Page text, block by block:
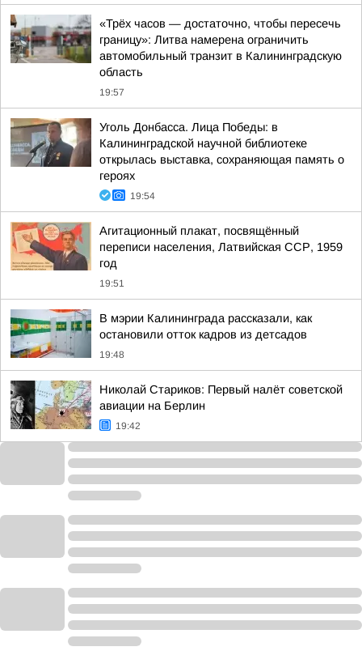
«Трёх часов — достаточно, чтобы пересечь
границу»: Литва намерена ограничить
автомобильный транзит в Калининградскую
область
19:57
Уголь Донбасса. Лица Победы: в
Калининградской научной библиотеке
открылась выставка, сохраняющая память о
героях
19:54
Агитационный плакат, посвящённый
переписи населения, Латвийская ССР, 1959
год
19:51
В мэрии Калининграда рассказали, как
остановили отток кадров из детсадов
19:48
Николай Стариков: Первый налёт советской
авиации на Берлин
19:42